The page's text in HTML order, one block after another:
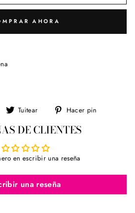
AHORA
CompartirTuitear
Tuitear
Twitter
Hacer pin
DE CLIENTES
en escribir una reseña
una reseña